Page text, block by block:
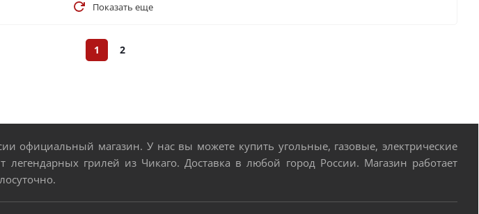
Показать еще
1 2
официальный магазин. У нас вы можете купить угольные, газовые, электрические
грилей из Чикаго. Доставка в любой город России. Магазин работает